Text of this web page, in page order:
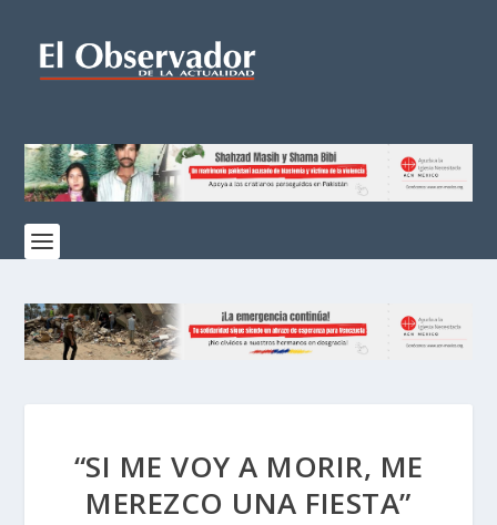
“SI ME VOY A MORIR, ME
MEREZCO UNA FIESTA”